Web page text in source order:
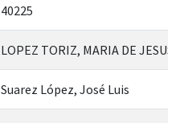
40225
LOPEZ TORIZ, MARIA DE
Suarez López, José Luis